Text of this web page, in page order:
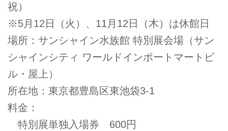
祝）
※5月12日（火）、11月12日（木）は休館日
場所：サンシャイン水族館 特別展会場（サン
シャインシティ ワールドインポートマートビ
ル・屋上）
所在地：東京都豊島区東池袋3-1
料金：
特別展単独入場券 600円